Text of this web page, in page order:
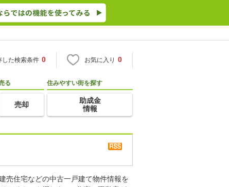
した検索条件 0 お気に入り 0
る
売却
住みやすい街を探す
助成金
情報
売住宅などの中古一戸建て物件情報を